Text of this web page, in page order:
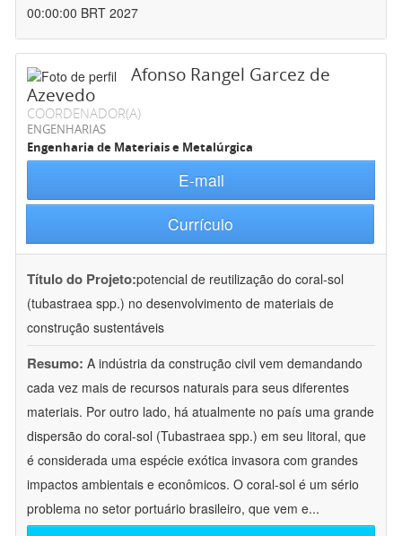
00:00:00 BRT 2027
Afonso Rangel Garcez de
Azevedo
COORDENADOR(A)
ENGENHARIAS
Engenharia de Materiais e Metalúrgica
E-mail
Currículo
Título do Projeto:potencial de reutilização do coral-sol
(tubastraea spp.) no desenvolvimento de materiais de
construção sustentáveis
Resumo: A indústria da construção civil vem demandando
cada vez mais de recursos naturais para seus diferentes
materiais. Por outro lado, há atualmente no país uma grande
dispersão do coral-sol (Tubastraea spp.) em seu litoral, que
é considerada uma espécie exótica invasora com grandes
impactos ambientais e econômicos. O coral-sol é um sério
problema no setor portuário brasileiro, que vem e...